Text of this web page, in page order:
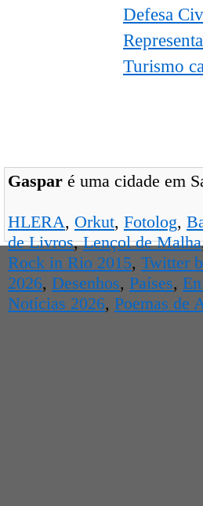
Defesa
Turismo
Gaspar é uma cidade em
HLERA, Orkut, Fotolog,
de Livros,Lençol de Malha
Rock in Rio 2015, Twitter
2026, Desenhos, Países,
Notícias 2026, Poemas de